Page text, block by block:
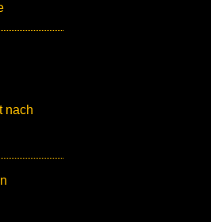
nach